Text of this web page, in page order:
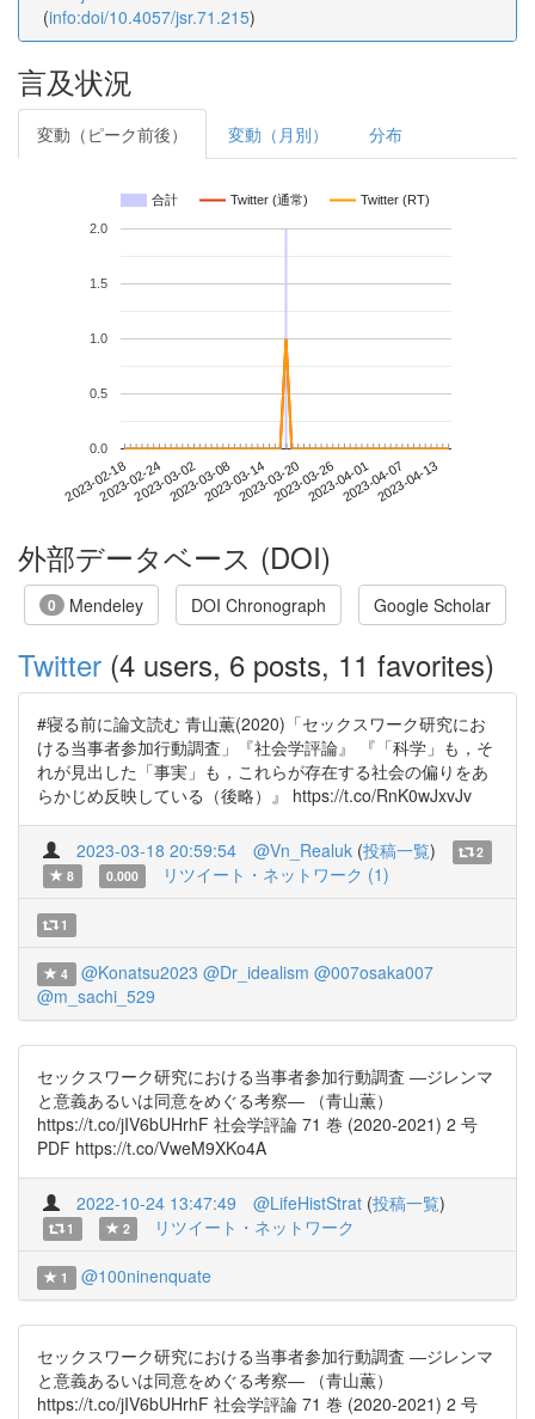
(info:doi/10.4057/jsr.71.215)
言及状況
変動（ピーク前後） 変動（月別） 分布
合計 Twitter (通常) Twitter (RT)
2023-02-182023-02-242023-03-022023-03-082023-03-142023-03-202023-03-262023-04-012023-04-072023-04-13
0.0
0.5
1.0
1.5
2.0
外部データベース (DOI)
0 Mendeley DOI Chronograph Google Scholar
Twitter (4 users, 6 posts, 11 favorites)
#寝る前に論文読む 青山薫(2020)「セックスワーク研究にお
ける当事者参加行動調査」『社会学評論』 『「科学」も，そ
れが見出した「事実」も，これらが存在する社会の偏りをあ
らかじめ反映している（後略）』 https://t.co/RnK0wJxvJv
2023-03-18 20:59:54 @Vn_Realuk (投稿一覧)
2
8
0.000 リツイート・ネットワーク (1)
1
4 @Konatsu2023 @Dr_idealism @007osaka007
@m_sachi_529
セックスワーク研究における当事者参加行動調査 ―ジレンマ
と意義あるいは同意をめぐる考察― （青山薫）
https://t.co/jIV6bUHrhF 社会学評論 71 巻 (2020-2021) 2 号
PDF https://t.co/VweM9XKo4A
2022-10-24 13:47:49 @LifeHistStrat (投稿一覧)
1 2 リツイート・ネットワーク
1 @100ninenquate
セックスワーク研究における当事者参加行動調査 ―ジレンマ
と意義あるいは同意をめぐる考察― （青山薫）
https://t.co/jIV6bUHrhF 社会学評論 71 巻 (2020-2021) 2 号